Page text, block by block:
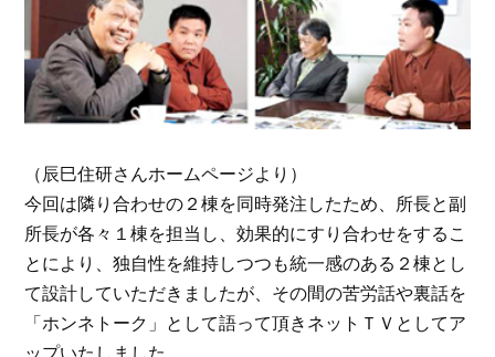
（辰巳住研さんホームページより）
今回は隣り合わせの２棟を同時発注したため、所長と副
所長が各々１棟を担当し、効果的にすり合わせをするこ
とにより、独自性を維持しつつも統一感のある２棟とし
て設計していただきましたが、その間の苦労話や裏話を
「ホンネトーク」として語って頂きネットＴＶとしてア